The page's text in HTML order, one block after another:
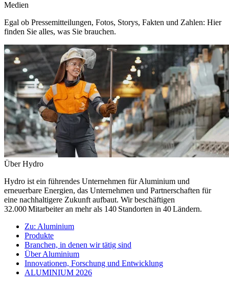
Medien
Egal ob Pressemitteilungen, Fotos, Storys, Fakten und Zahlen: Hier
finden Sie alles, was Sie brauchen.
Über Hydro
Hydro ist ein führendes Unternehmen für Aluminium und
erneuerbare Energien, das Unternehmen und Partnerschaften für
eine nachhaltigere Zukunft aufbaut. Wir beschäftigen
32.000 Mitarbeiter an mehr als 140 Standorten in 40 Ländern.
Zu: Aluminium
Produkte
Branchen, in denen wir tätig sind
Über Aluminium
Innovationen, Forschung und Entwicklung
ALUMINIUM 2026